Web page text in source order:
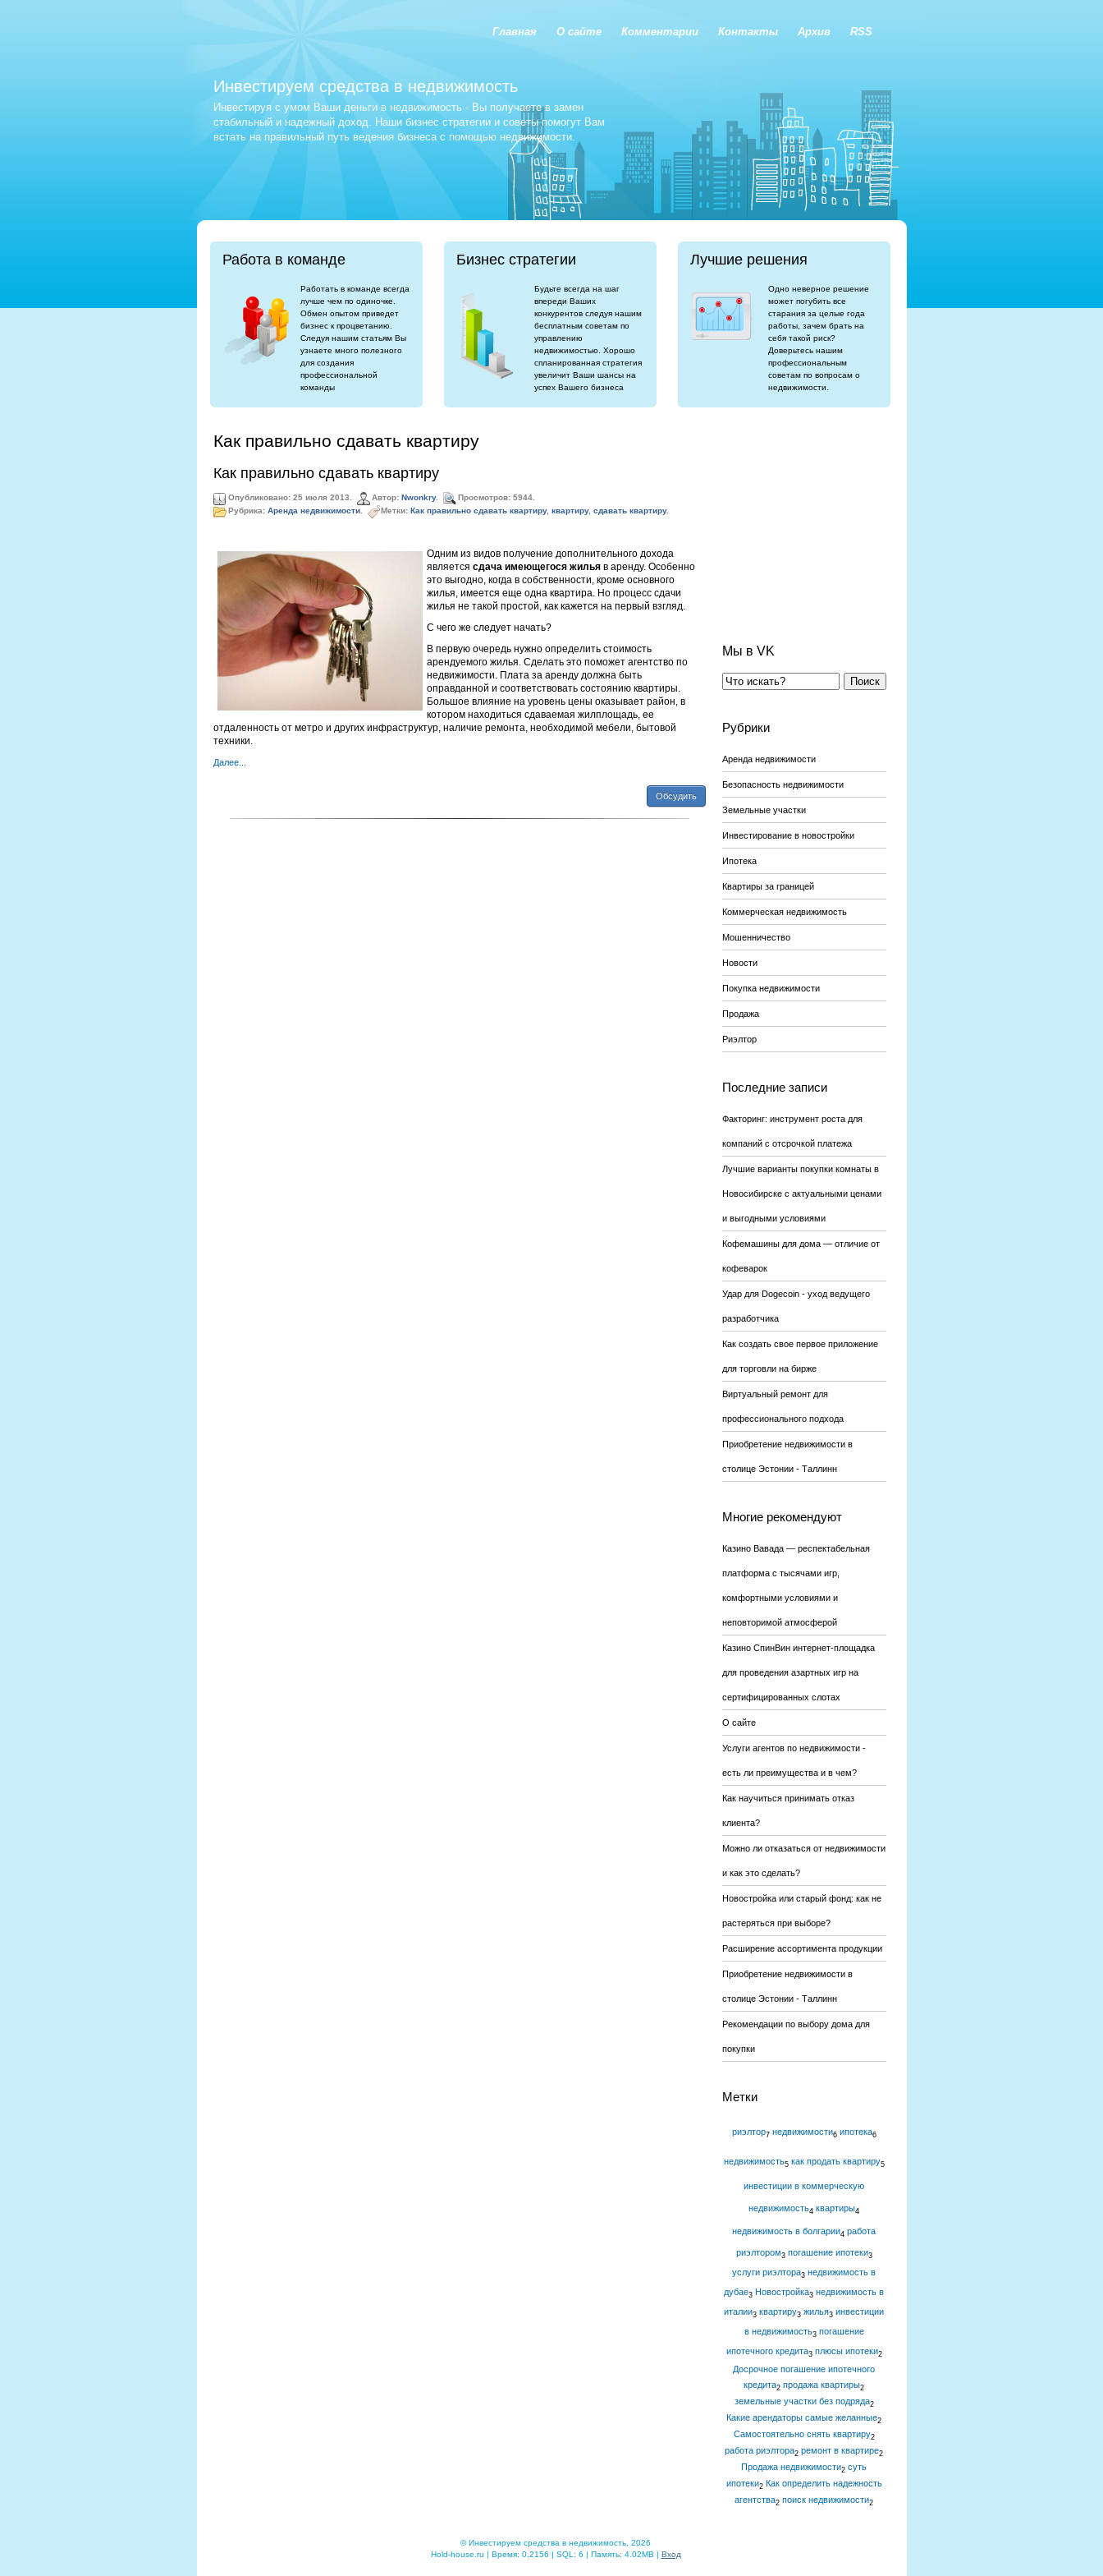
Главная О сайте Комментарии Контакты Архив RSS
Инвестируем средства в недвижимость
Инвестируя с умом Ваши деньги в недвижимость - Вы получаете в замен
стабильный и надежный доход. Наши бизнес стратегии и советы помогут Вам
встать на правильный путь ведения бизнеса с помощью недвижимости.
Работа в команде
Работать в команде всегда
лучше чем по одиночке.
Обмен опытом приведет
бизнес к процветанию.
Следуя нашим статьям Вы
узнаете много полезного
для создания
профессиональной
команды
Бизнес стратегии
Будьте всегда на шаг
впереди Ваших
конкурентов следуя нашим
бесплатным советам по
управлению
недвижимостью. Хорошо
спланированная стратегия
увеличит Ваши шансы на
успех Вашего бизнеса
Лучшие решения
Одно неверное решение
может погубить все
старания за целые года
работы, зачем брать на
себя такой риск?
Доверьтесь нашим
профессиональным
советам по вопросам о
недвижимости.
Как правильно сдавать квартиру
Как правильно сдавать квартиру
Опубликовано: 25 июля 2013. Автор: Nwonkry.
Просмотров: 5944.
Рубрика: Аренда недвижимости. Метки: Как правильно сдавать квартиру, квартиру, сдавать квартиру.
Одним из видов получение дополнительного дохода
является сдача имеющегося жильяв аренду. Особенно
это выгодно, когда в собственности, кроме основного
жилья, имеется еще одна квартира. Но процесс сдачи
жилья не такой простой, как кажется на первый взгляд.
С чего же следует начать?
В первую очередь нужно определить стоимость
арендуемого жилья. Сделать это поможет агентство по
недвижимости. Плата за аренду должна быть
оправданной и соответствовать состоянию квартиры.
Большое влияние на уровень цены оказывает район, в
котором находиться сдаваемая жилплощадь, ее
отдаленность от метро и других инфраструктур, наличие ремонта, необходимой мебели, бытовой
техники.
Далее...
Обсудить
Мы в VK
Поиск
Рубрики
Аренда недвижимости
Безопасность недвижимости
Земельные участки
Инвестирование в новостройки
Ипотека
Квартиры за границей
Коммерческая недвижимость
Мошенничество
Новости
Покупка недвижимости
Продажа
Риэлтор
Последние записи
Факторинг: инструмент роста для
компаний с отсрочкой платежа
Лучшие варианты покупки комнаты в
Новосибирске с актуальными ценами
и выгодными условиями
Кофемашины для дома — отличие от
кофеварок
Удар для Dogecoin - уход ведущего
разработчика
Как создать свое первое приложение
для торговли на бирже
Виртуальный ремонт для
профессионального подхода
Приобретение недвижимости в
столице Эстонии - Таллинн
Многие рекомендуют
Казино Вавада — респектабельная
платформа с тысячами игр,
комфортными условиями и
неповторимой атмосферой
Казино СпинВин интернет-площадка
для проведения азартных игр на
сертифицированных слотах
О сайте
Услуги агентов по недвижимости -
есть ли преимущества и в чем?
Как научиться принимать отказ
клиента?
Можно ли отказаться от недвижимости
и как это сделать?
Новостройка или старый фонд: как не
растеряться при выборе?
Расширение ассортимента продукции
Приобретение недвижимости в
столице Эстонии - Таллинн
Рекомендации по выбору дома для
покупки
Метки
риэлтор7 недвижимости6 ипотека6
недвижимость5 как продать квартиру5
инвестиции в коммерческую
недвижимость4 квартиры4
недвижимость в болгарии4 работа
риэлтором3 погашение ипотеки3
услуги риэлтора3 недвижимость в
дубае3 Новостройка3 недвижимость в
италии3 квартиру3 жилья3 инвестиции
в недвижимость3 погашение
ипотечного кредита3 плюсы ипотеки2
Досрочное погашение ипотечного
кредита2 продажа квартиры2
земельные участки без подряда2
Какие арендаторы самые желанные2
Самостоятельно снять квартиру2
работа риэлтора2 ремонт в квартире2
Продажа недвижимости2 суть
ипотеки2 Как определить надежность
агентства2 поиск недвижимости2
© Инвестируем средства в недвижимость, 2026
Hold-house.ru | Время: 0.2156 | SQL: 6 | Память: 4.02MB | Вход